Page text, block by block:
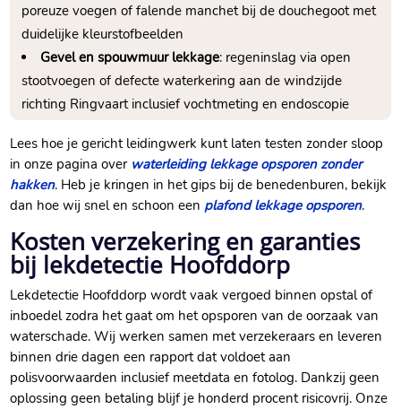
poreuze voegen of falende manchet bij de douchegoot met
duidelijke kleurstofbeelden
Gevel en spouwmuur lekkage: regeninslag via open
stootvoegen of defecte waterkering aan de windzijde
richting Ringvaart inclusief vochtmeting en endoscopie
Lees hoe je gericht leidingwerk kunt laten testen zonder sloop
in onze pagina over waterleiding lekkage opsporen zonder
hakken.​ Heb je kringen in het gips bij de benedenburen, bekijk
dan hoe wij snel en schoon een plafond lekkage opsporen.​
Kosten verzekering en garanties
bij lekdetectie Hoofddorp
Lekdetectie Hoofddorp wordt vaak vergoed binnen opstal of
inboedel zodra het gaat om het opsporen van de oorzaak van
waterschade.​ Wij werken samen met verzekeraars en leveren
binnen drie dagen een rapport dat voldoet aan
polisvoorwaarden inclusief meetdata en fotolog.​ Dankzij geen
oplossing geen betaling blijf je honderd procent risicovrij.​ Onze